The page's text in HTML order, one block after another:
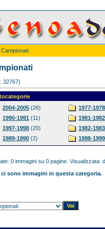
Campionati
32767)
2004-2005 (26)
1990-1991 (11)
1997-1998 (20)
1989-1990 (2)
1977-1978
1981-1982
1982-1983
1998-1999
0 immagini su 0 pagine. Visualizzata:
ci sono immagini in questa categoria.